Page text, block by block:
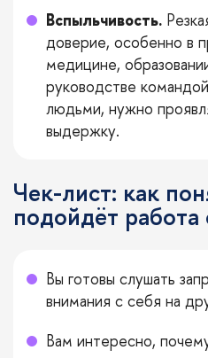
Вспыльчивость.
доверие, особенно в
медицине,
руководстве
людьми, нужно
выдержку.
Чек-лист: как
подойдёт
Вы готовы слушать
внимания с себя на
Вам интересно,